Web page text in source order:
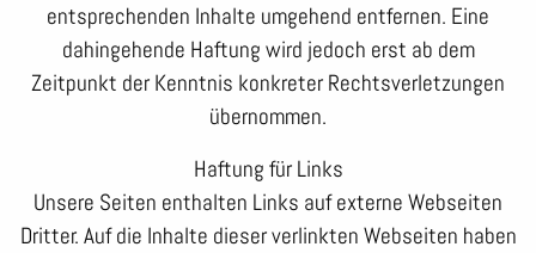
entsprechenden Inhalte umgehend entfernen. Eine
dahingehende Haftung wird jedoch erst ab dem
Zeitpunkt der Kenntnis konkreter Rechtsverletzungen
übernommen.
Haftung für Links
Unsere Seiten enthalten Links auf externe Webseiten
Dritter. Auf die Inhalte dieser verlinkten Webseiten haben